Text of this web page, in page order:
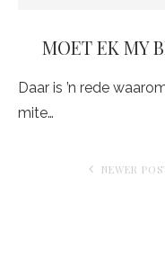
MOET EK MY
Daar is ’n rede
mite…
NEWER